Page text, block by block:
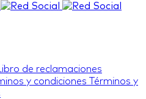
de reclamaciones
y condiciones
Términos y